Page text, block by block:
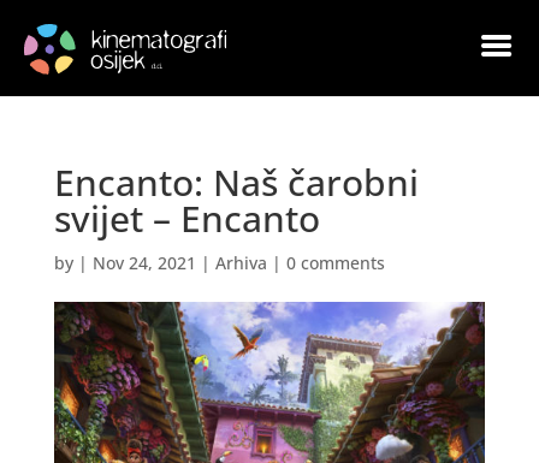
Encanto: Naš čarobni
svijet – Encanto
by | Nov 24, 2021 | Arhiva | 0 comments